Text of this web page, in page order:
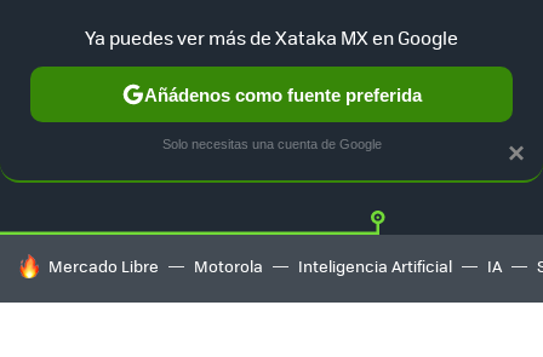
Twitter
HOY SE HABLA DE
Mercado Libre Motorola Inteligencia Artificial IA
×
Ya puedes ver más de Xataka MX en Google
Añádenos como fuente preferida
Solo necesitas una cuenta de Google